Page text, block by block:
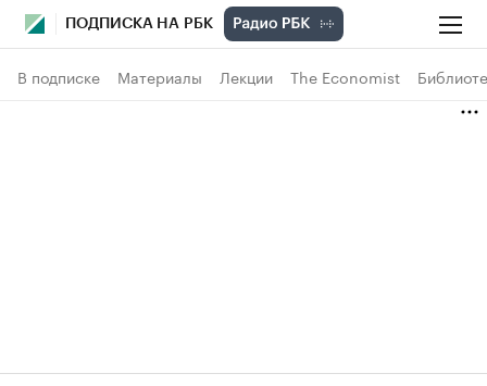
ПОДПИСКА НА РБК
В подписке Материалы Лекции The Economist